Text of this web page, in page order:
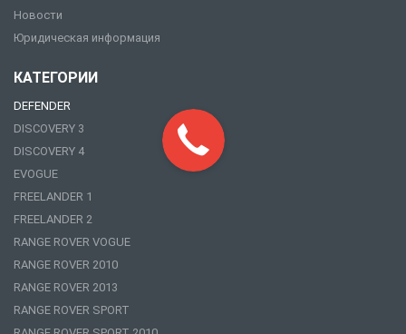
Новости
Юридическая информация
КАТЕГОРИИ
DEFENDER
DISCOVERY 3
DISCOVERY 4
EVOGUE
FREELANDER 1
FREELANDER 2
RANGE ROVER VOGUE
RANGE ROVER 2010
RANGE ROVER 2013
RANGE ROVER SPORT